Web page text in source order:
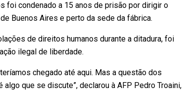
foi condenado a 15 anos de prisão por dirigir o
Buenos Aires e perto da sede da fábrica.
de direitos humanos durante a ditadura, foi
ilegal de liberdade.
chegado até aqui. Mas a questão dos
que se discute”, declarou à AFP Pedro Troaini,